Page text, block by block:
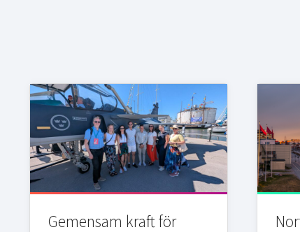
Gemensam kraft för